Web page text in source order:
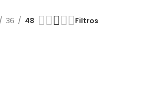
36 48 Filtros